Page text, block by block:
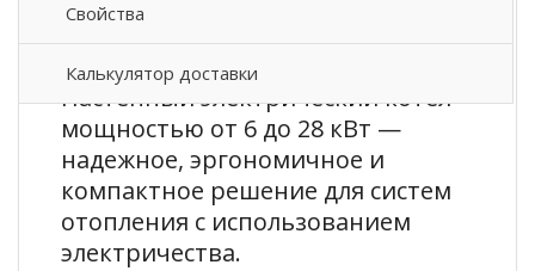
Свойства
Калькулятор доставки
Описание товара
Настенный электрический котел
мощностью от 6 до 28 кВт —
надежное, эргономичное и
компактное решение для систем
отопления с использованием
электричества.